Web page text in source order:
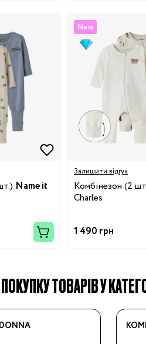
19
Name it
New
Залишити відгук
Комбінезон (2
Charles
1 490 грн
ТОВАРІВ У